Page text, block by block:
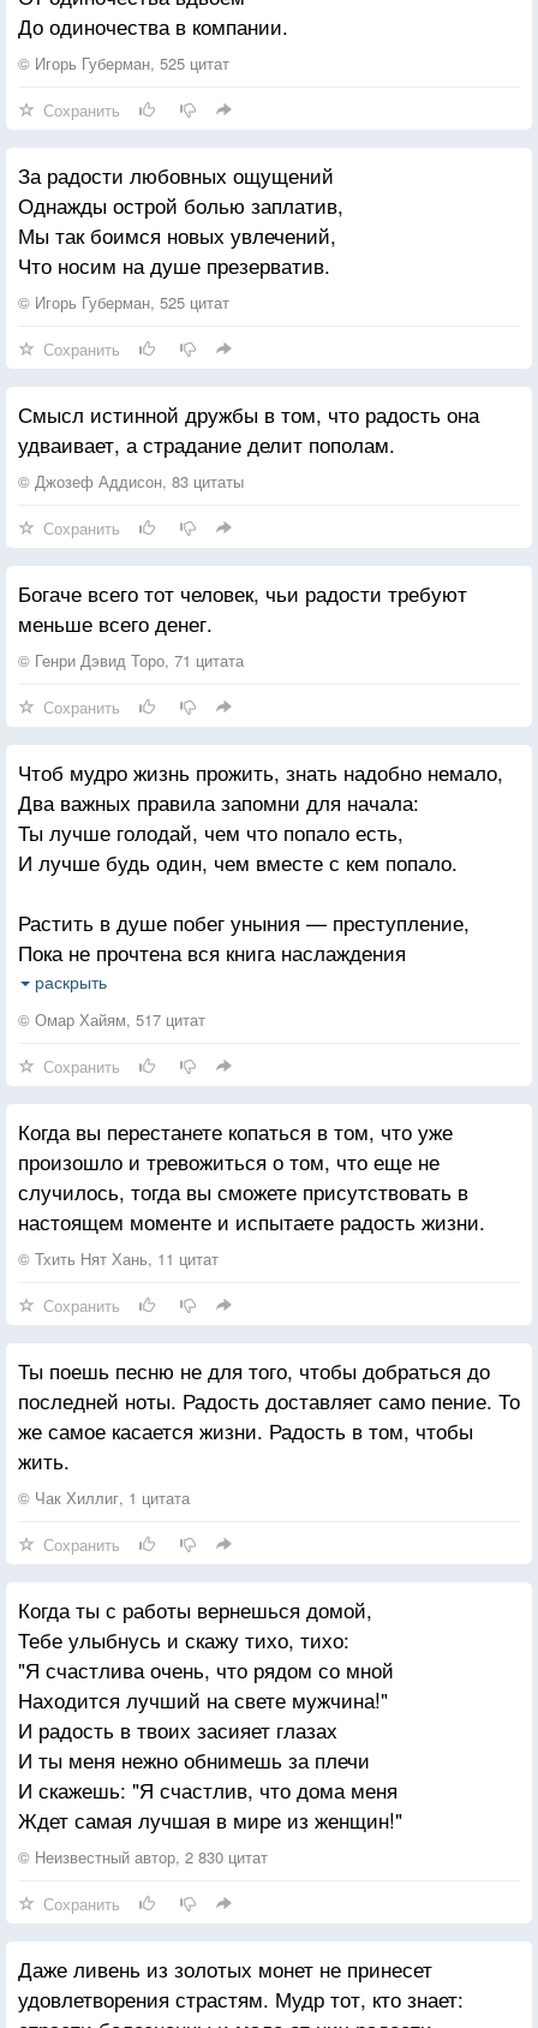
Улыбнулся, крепче сжал букет,
И пошёл тихонько к остановке...
Словно вниз летела без страховки...
... Он там ждёт за столиком в кафе,
Злится, ведь у них всего лишь вечер ...
Галочкой помеченный в графе
Между тренингом и важной встречей.
Кто такой, какой машиной "рулит".
После встреч такси ей вызывал,
А она надеялась, что любит ...
Ухмыльнувшись, сбросила звонок,
Знала всё, что он ответить мог,
Только больше ей неинтересно.
Нужен тот, кто будет понимать,
И любить, и чувством дорожить.
И букет ромашек ...от души.
До одиночества в компании.
© Игорь Губерман, 525 цитат
Сохранить
За радости любовных ощущений
Однажды острой болью заплатив,
Мы так боимся новых увлечений,
Что носим на душе презерватив.
© Игорь Губерман, 525 цитат
Сохранить
Смысл истинной дружбы в том, что радость она
удваивает, а страдание делит пополам.
© Джозеф Аддисон, 83 цитаты
Сохранить
Богаче всего тот человек, чьи радости требуют
меньше всего денег.
© Генри Дэвид Торо, 71 цитата
Сохранить
Чтоб мудро жизнь прожить, знать надобно немало,
Два важных правила запомни для начала:
Ты лучше голодай, чем что попало есть,
И лучше будь один, чем вместе с кем попало.
Растить в душе побег уныния — преступление,
Пока не прочтена вся книга наслаждения
Лови же радости и жадно пей вино:
Жизнь коротка, увы! Летят её мгновенья.
Общаясь с дураком, не оберёшься срама,
Поэтому совет ты выслушай Хайяма:
Яд, мудрецом тебе предложенный, прими,
Из рук же дурака не принимай бальзама!
раскрыть
© Омар Хайям, 517 цитат
Сохранить
Когда вы перестанете копаться в том, что уже
произошло и тревожиться о том, что еще не
случилось, тогда вы сможете присутствовать в
настоящем моменте и испытаете радость жизни.
© Тхить Нят Хань, 11 цитат
Сохранить
Ты поешь песню не для того, чтобы добраться до
последней ноты. Радость доставляет само пение. То
же самое касается жизни. Радость в том, чтобы
жить.
© Чак Хиллиг, 1 цитата
Сохранить
Когда ты с работы вернешься домой,
Тебе улыбнусь и скажу тихо, тихо:
"Я счастлива очень, что рядом со мной
Находится лучший на свете мужчина!"
И радость в твоих засияет глазах
И ты меня нежно обнимешь за плечи
И скажешь: "Я счастлив, что дома меня
Ждет самая лучшая в мире из женщин!"
© Неизвестный автор, 2 830 цитат
Сохранить
Даже ливень из золотых монет не принесет
удовлетворения страстям. Мудр тот, кто знает: